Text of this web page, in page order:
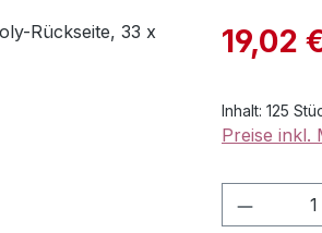
19,02
Inhalt: 125
Preise inkl.